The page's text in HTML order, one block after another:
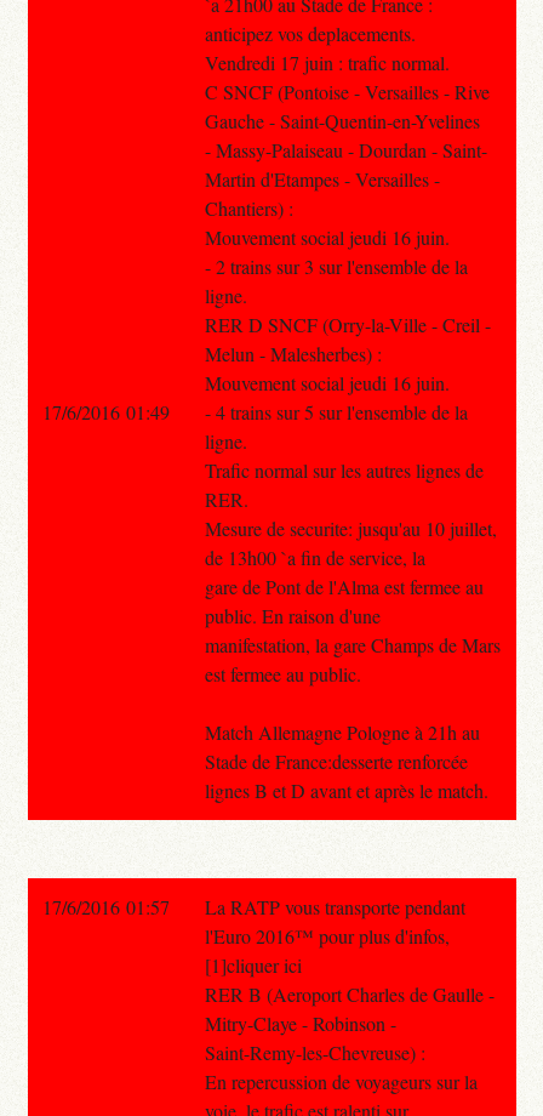
anticipez vos deplacements.
Vendredi 17 juin : trafic normal.
C SNCF (Pontoise - Versailles - Rive
Gauche - Saint-Quentin-en-Yvelines
- Massy-Palaiseau - Dourdan - Saint-
Martin d'Etampes - Versailles -
Chantiers) :
Mouvement social jeudi 16 juin.
- 2 trains sur 3 sur l'ensemble de la
ligne.
RER D SNCF (Orry-la-Ville - Creil -
Melun - Malesherbes) :
Mouvement social jeudi 16 juin.
- 4 trains sur 5 sur l'ensemble de la
ligne.
Trafic normal sur les autres lignes de
RER.
Mesure de securite: jusqu'au 10 juillet,
de 13h00 `a fin de service, la
gare de Pont de l'Alma est fermee au
public. En raison d'une
manifestation, la gare Champs de Mars
est fermee au public.
Match Allemagne Pologne à 21h au
Stade de France:desserte renforcée
lignes B et D avant et après le match.
17/6/2016 01:49
17/6/2016 01:57
La RATP vous transporte pendant
l'Euro 2016™ pour plus d'infos,
[1]cliquer ici
RER B (Aeroport Charles de Gaulle -
Mitry-Claye - Robinson -
Saint-Remy-les-Chevreuse) :
En repercussion de voyageurs sur la
voie, le trafic est ralenti sur